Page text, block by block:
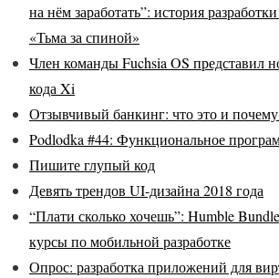
на нём заработать”: история
«Тьма за спиной»
Член команды Fuchsia OS представил
кода Xi
Отзывчивый банкинг: что это и
Podlodka #44: Функциональное
Пишите глупый код
Девять трендов UI-дизайна 2018 года
“Плати сколько хочешь”: Humble
курсы по мобильной разработке
Опрос: разработка приложений для